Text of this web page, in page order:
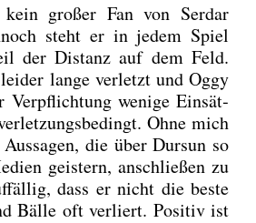
gro­ßer Fan von Ser­dar
steht er in jedem Spiel
der Distanz auf dem Feld.
lan­ge ver­letzt und Oggy
Ver­pflich­tung weni­ge Ein­sät­
Ohne mich
die über Dursun so
geis­tern, anschlie­ßen zu
dass er nicht die bes­te
Bäl­le oft ver­liert. Posi­tiv ist